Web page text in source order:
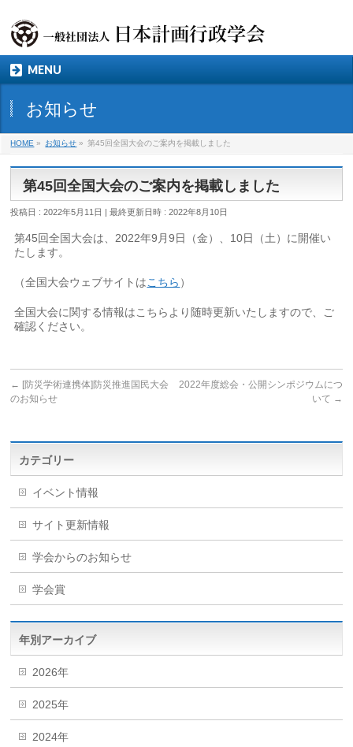
MENU
お知らせ
HOME » お知らせ » 第45回全国大会のご案内を掲載しました
第45回全国大会のご案内を掲載しました
投稿日 : 2022年5月11日 最終更新日時 : 2022年8月10日
第45回全国大会は、2022年9月9日（金）、10日（土）に開催い
たします。
（全国大会ウェブサイトはこちら ）
全国大会に関する情報はこちらより随時更新いたしますので、ご
確認ください。
← [防災学術連携体]防災推進国民大会
のお知らせ
2022年度総会・公開シンポジウムにつ
いて →
カテゴリー
イベント情報
サイト更新情報
学会からのお知らせ
学会賞
年別アーカイブ
2026年
2025年
2024年